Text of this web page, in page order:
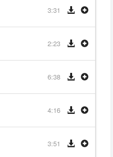
3:31
2:23
6:38
4:16
3:51